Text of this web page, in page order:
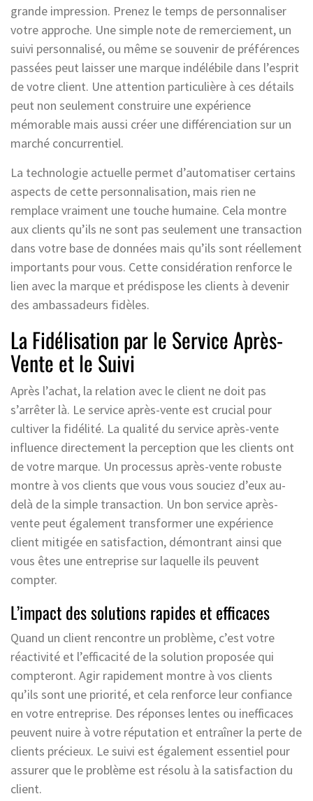
grande impression. Prenez le temps de personnaliser
votre approche. Une simple note de remerciement, un
suivi personnalisé, ou même se souvenir de préférences
passées peut laisser une marque indélébile dans l’esprit
de votre client. Une attention particulière à ces détails
peut non seulement construire une expérience
mémorable mais aussi créer une différenciation sur un
marché concurrentiel.
La technologie actuelle permet d’automatiser certains
aspects de cette personnalisation, mais rien ne
remplace vraiment une touche humaine. Cela montre
aux clients qu’ils ne sont pas seulement une transaction
dans votre base de données mais qu’ils sont réellement
importants pour vous. Cette considération renforce le
lien avec la marque et prédispose les clients à devenir
des ambassadeurs fidèles.
La Fidélisation par le Service Après-
Vente et le Suivi
Après l’achat, la relation avec le client ne doit pas
s’arrêter là. Le service après-vente est crucial pour
cultiver la fidélité. La qualité du service après-vente
influence directement la perception que les clients ont
de votre marque. Un processus après-vente robuste
montre à vos clients que vous vous souciez d’eux au-
delà de la simple transaction. Un bon service après-
vente peut également transformer une expérience
client mitigée en satisfaction, démontrant ainsi que
vous êtes une entreprise sur laquelle ils peuvent
compter.
L’impact des solutions rapides et efficaces
Quand un client rencontre un problème, c’est votre
réactivité et l’efficacité de la solution proposée qui
compteront. Agir rapidement montre à vos clients
qu’ils sont une priorité, et cela renforce leur confiance
en votre entreprise. Des réponses lentes ou inefficaces
peuvent nuire à votre réputation et entraîner la perte de
clients précieux. Le suivi est également essentiel pour
assurer que le problème est résolu à la satisfaction du
client.